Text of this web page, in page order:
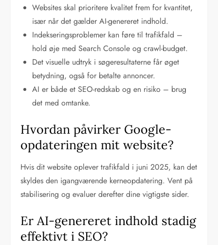
Websites skal prioritere kvalitet frem for kvantitet,
især når det gælder AI-genereret indhold.
Indekseringsproblemer kan føre til trafikfald –
hold øje med Search Console og crawl-budget.
Det visuelle udtryk i søgeresultaterne får øget
betydning, også for betalte annoncer.
AI er både et SEO-redskab og en risiko – brug
det med omtanke.
Hvordan påvirker Google-
opdateringen mit website?
Hvis dit website oplever trafikfald i juni 2025, kan det
skyldes den igangværende kerneopdatering. Vent på
stabilisering og evaluer derefter dine vigtigste sider.
Er AI-genereret indhold stadig
effektivt i SEO?